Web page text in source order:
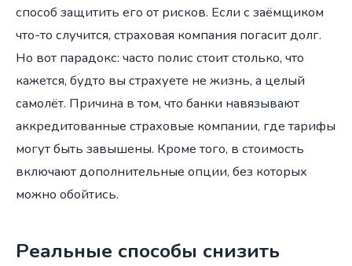
способ защитить его от рисков. Если с заёмщиком
что-то случится, страховая компания погасит долг.
Но вот парадокс: часто полис стоит столько, что
кажется, будто вы страхуете не жизнь, а целый
самолёт. Причина в том, что банки навязывают
аккредитованные страховые компании, где тарифы
могут быть завышены. Кроме того, в стоимость
включают дополнительные опции, без которых
можно обойтись.
Реальные способы снизить